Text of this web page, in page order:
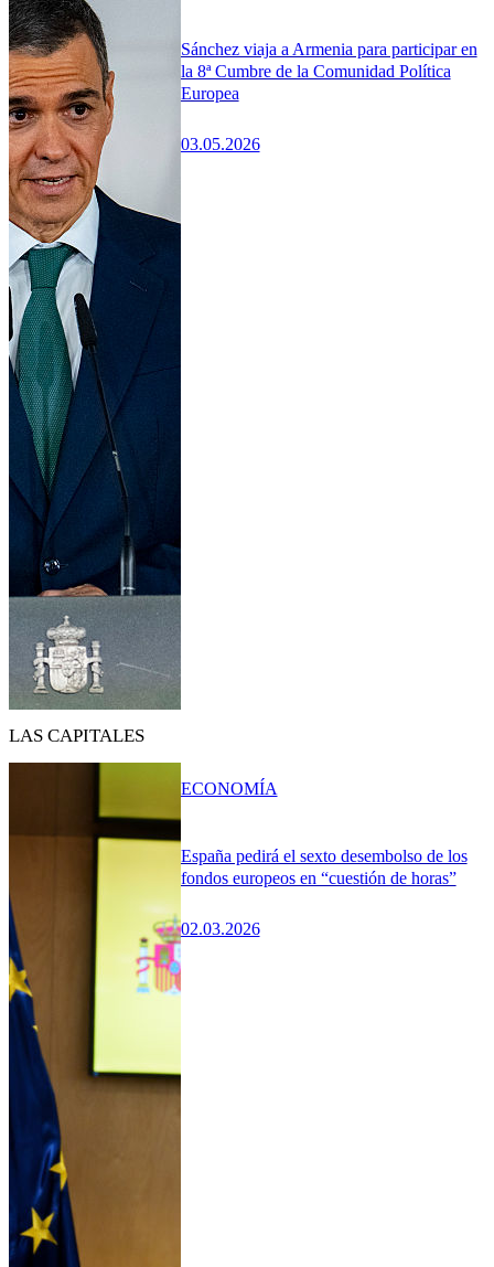
Sánchez viaja a Armenia para participar en
la 8ª Cumbre de la Comunidad Política
Europea
03.05.2026
LAS CAPITALES
España pedirá el sexto desembolso de los
fondos europeos en “cuestión de horas”
02.03.2026
ECONOMÍA